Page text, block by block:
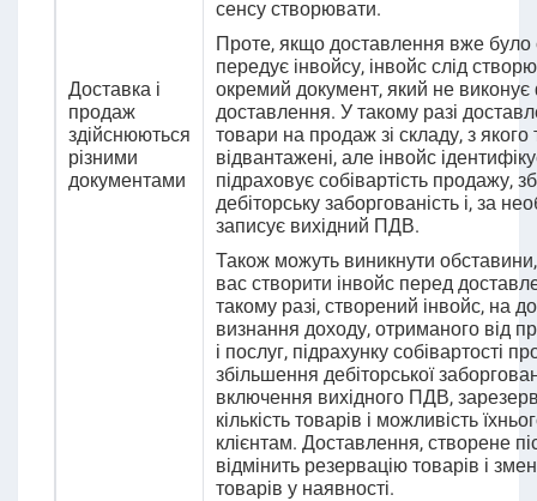
Доставка і
продаж
здійснюються
різними
документами
сенсу створювати.
Проте, якщо доставлення вже було
передує інвойсу, інвойс слід
окремий документ, який не виконує
доставлення. У такому разі
товари на продаж зі складу, з якого
відвантажені, але інвойс
підраховує собівартість продажу,
дебіторську заборгованість і, за
записує вихідний ПДВ.
Також можуть виникнути обставини,
вас створити інвойс перед
такому разі, створений інвойс, на
визнання доходу, отриманого від
і послуг, підрахунку собівартості
збільшення дебіторської
включення вихідного ПДВ,
кількість товарів і можливість
клієнтам. Доставлення, створене
відмінить резервацію товарів і
товарів у наявності.